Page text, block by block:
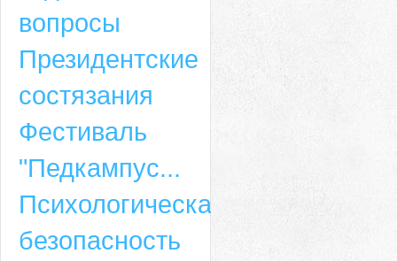
вопросы
Президентские
состязания
Фестиваль
"Педкампус...
Психологическая
безопасность